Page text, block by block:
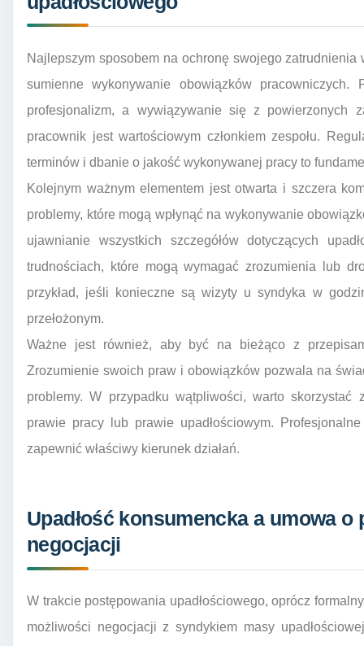
Najlepszym sposobem na ochronę swojego
sumienne wykonywanie obowiązków
profesjonalizm, a wywiązywanie się z powierzonych
pracownik jest wartościowym członkiem zespołu.
terminów i dbanie o jakość wykonywanej pracy to
Kolejnym ważnym elementem jest otwarta i szczera
problemy, które mogą wpłynąć na wykonywanie
ujawnianie wszystkich szczegółów dotyczących
trudnościach, które mogą wymagać zrozumienia lub
przykład, jeśli konieczne są wizyty u syndyka w
przełożonym.
Ważne jest również, aby być na bieżąco z
Zrozumienie swoich praw i obowiązków pozwala na
problemy. W przypadku wątpliwości, warto
prawie pracy lub prawie upadłościowym.
zapewnić właściwy kierunek działań.
Upadłość konsumencka a umowa
negocjacji
W trakcie postępowania upadłościowego, oprócz
możliwości negocjacji z syndykiem masy